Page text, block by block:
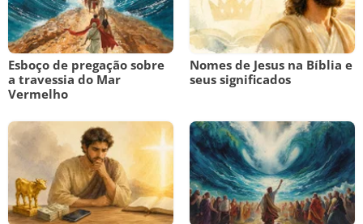
Esboço de pregação sobre
a travessia do Mar
Vermelho
Nomes de Jesus na Bíblia e
seus significados